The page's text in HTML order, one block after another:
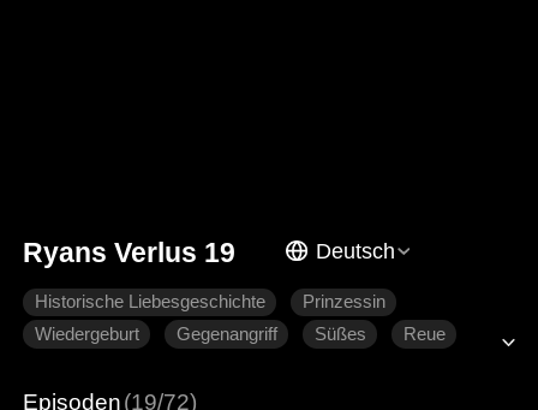
Ryans Verlus 19 Deutsch
Historische Liebesgeschichte
Prinzessin
Wiedergeburt
Gegenangriff Süßes
Reue
Episoden(19/72)